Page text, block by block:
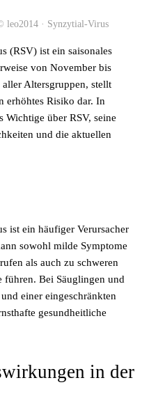
leo2014 · Synzytial-Virus
(RSV) ist ein saisonales
von November bis
Altersgruppen, stellt
erhöhtes Risiko dar. In
Wichtige über RSV, seine
und die aktuellen
ist ein häufiger Verursacher
sowohl milde Symptome
als auch zu schweren
führen. Bei Säuglingen und
einer eingeschränkten
gesundheitliche
in der